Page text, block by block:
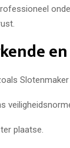
plaatse.